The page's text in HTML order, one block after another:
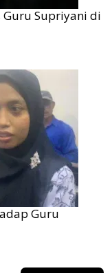
Guru Supriyani di
Guru